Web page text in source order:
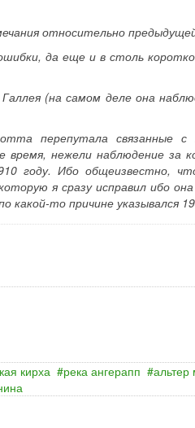
относительно
да еще и в столь
(на самом деле она
перепутала связанные
время, нежели наблюдение за
году. Ибо общеизвестно,
я сразу исправил ибо
то причине указывался
кирха река ангерапп альтер